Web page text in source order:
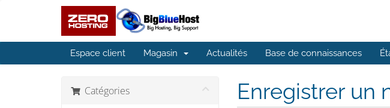
Espace client Magasin Actualités Base de connaissances
Catégories Enregistrer un